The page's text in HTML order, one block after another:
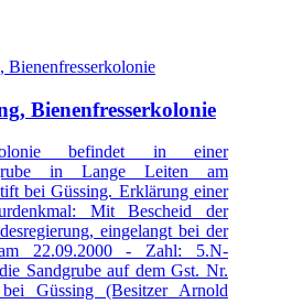
Bienenfresserkolonie
befindet in einer
in Lange Leiten am
bei Güssing. Erklärung einer
Mit Bescheid der
eingelangt bei der
22.09.2000 - Zahl: 5.N-
Sandgrube auf dem Gst. Nr.
Güssing (Besitzer Arnold